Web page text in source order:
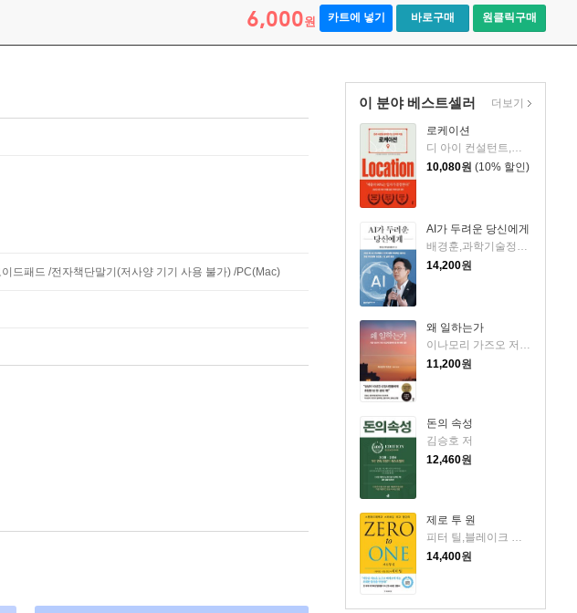
6,000원 카트에 넣기 바로구매 원클릭구매
이 분야 베스트셀러
로케이션
디 아이 컨설턴트,에노모토 아츠시,구스모토 다카히로 공저/김지영 역
10,080원 (10% 할인)
AI가 두려운 당신에게
배경훈,과학기술정보통신부 저
14,200원
왜 일하는가
이나모리 가즈오 저/김윤경 역
11,200원
돈의 속성
김승호 저
12,460원
제로 투 원
14,400원
더보기
드패드 /전자책단말기(저사양 기기 사용 불가) /PC(Mac)